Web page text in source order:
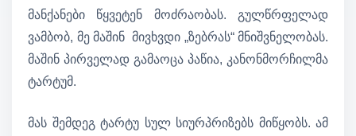
მანქანები წყვეტენ მოძრაობას. გულწრფელად
ვამბობ, მე მაშინ მივხვდი „ზებრას“ მნიშვნელობას.
მაშინ პირველად გამაოცა პაწია, კანონმორჩილმა
ტარტუმ.
მას შემდეგ ტარტუ სულ სიურპრიზებს მიწყობს. ამ